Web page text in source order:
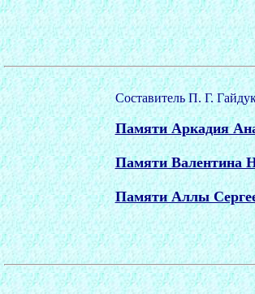
Составитель П. Г.
Памяти Аркадия
Памяти Валентина
Памяти Аллы